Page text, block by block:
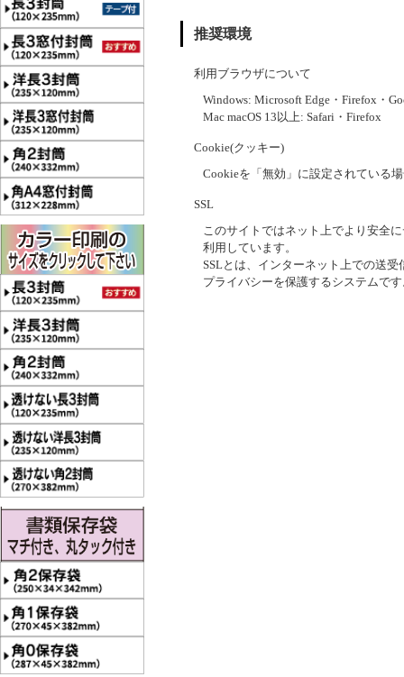
推奨環境
利用ブラウザについて
Windows: Microsoft Edge・Firefox ・
Mac macOS 13以上: Safari・Firefox
Cookie(クッキー)
Cookieを「無効」に設定されている
SSL
このサイトではネット上でより安全
利用しています。
SSLとは、インターネット上での送
プライバシーを保護するシステムで